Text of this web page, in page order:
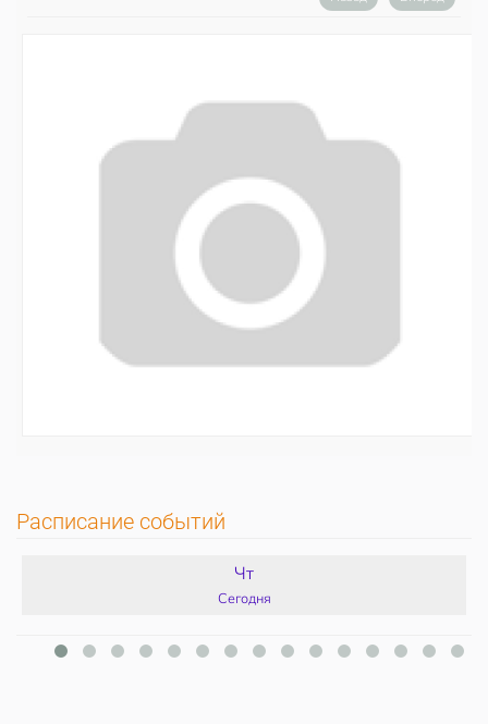
Расписание событий
Чт
Сегодня